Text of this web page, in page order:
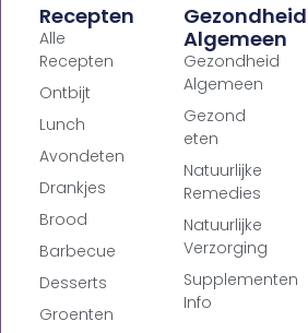
Recepten
Alle
Recepten
Ontbijt
Lunch
Avondeten
Drankjes
Brood
Barbecue
Desserts
Groenten
Gezondheid
Algemeen
Gezondheid
Algemeen
Gezond
eten
Natuurlijke
Remedies
Natuurlijke
Verzorging
Supplementen
Info